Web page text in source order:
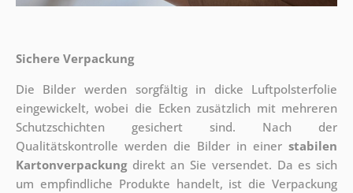
Sichere Verpackung
Die Bilder werden sorgfältig in dicke Luftpolsterfolie
eingewickelt, wobei die Ecken zusätzlich mit mehreren
Schutzschichten gesichert sind. Nach der
Qualitätskontrolle werden die Bilder in einerstabilen
Kartonverpackungdirekt an Sie versendet. Da es sich
um empfindliche Produkte handelt, ist die Verpackung